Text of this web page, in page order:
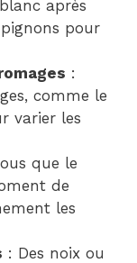
après
pour
:
comme le
varier les
que le
de
les
: Des noix ou